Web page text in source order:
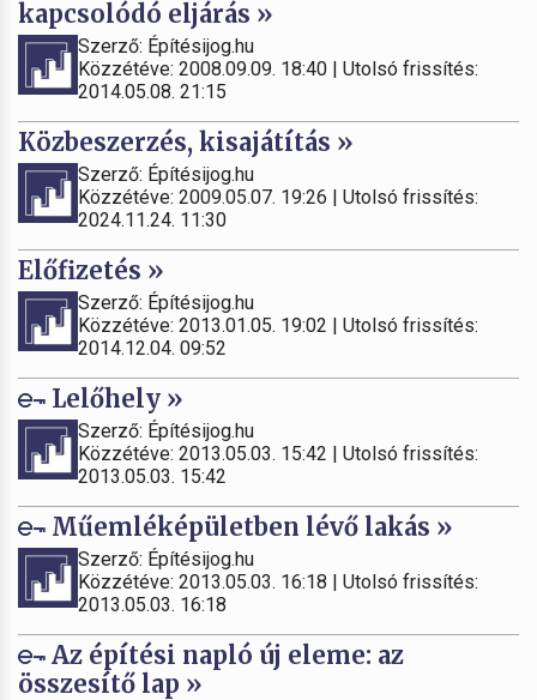
kapcsolódó eljárás »
Szerző: Építésijog.hu
Közzétéve: 2008.09.09. 18:40 | Utolsó frissítés:
2014.05.08. 21:15
Közbeszerzés, kisajátítás »
Szerző: Építésijog.hu
Közzétéve: 2009.05.07. 19:26 | Utolsó frissítés:
2024.11.24. 11:30
Előfizetés »
Szerző: Építésijog.hu
Közzétéve: 2013.01.05. 19:02 | Utolsó frissítés:
2014.12.04. 09:52
Lelőhely »
Szerző: Építésijog.hu
Közzétéve: 2013.05.03. 15:42 | Utolsó frissítés:
2013.05.03. 15:42
Műemléképületben lévő lakás »
Szerző: Építésijog.hu
Közzétéve: 2013.05.03. 16:18 | Utolsó frissítés:
2013.05.03. 16:18
Az építési napló új eleme: az
összesítő lap »